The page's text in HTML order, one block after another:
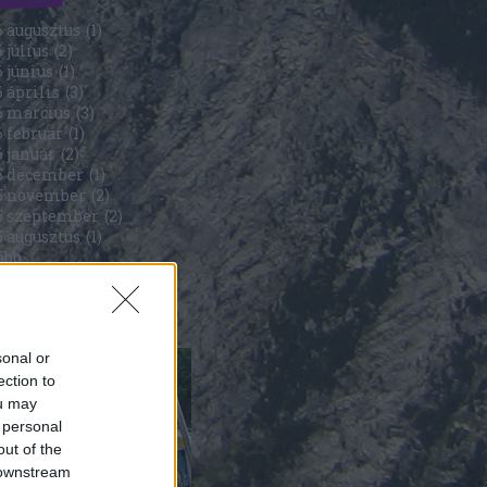
or
to
may
of the
augusztus (1)
július (2)
június (1)
április (3)
március (3)
február (1)
január (2)
december (1)
november (2)
szeptember (2)
augusztus (1)
...